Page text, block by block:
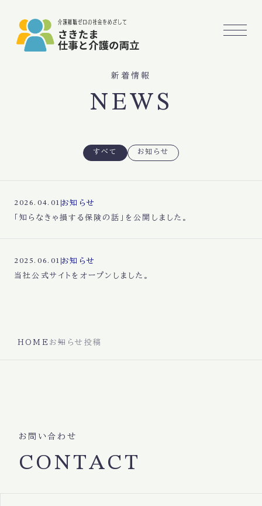
新着情報
NEWS
すべて お知らせ
2026.04.01 お知らせ
「知らなきゃ損する保険の話」を公開しました。
2025.06.01 お知らせ
当社公式サイトをオープンしました。
HOME お知らせ投稿
お問い合わせ
CONTACT